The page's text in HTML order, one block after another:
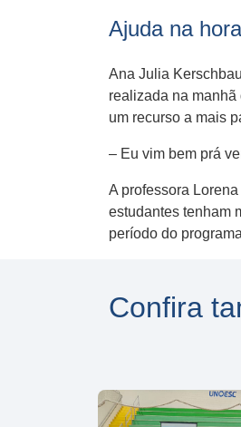
Ajuda na
Ana Julia
realizada na manhã
um recurso a mais
– Eu vim bem prá
A professora
estudantes tenham
período do
Confira